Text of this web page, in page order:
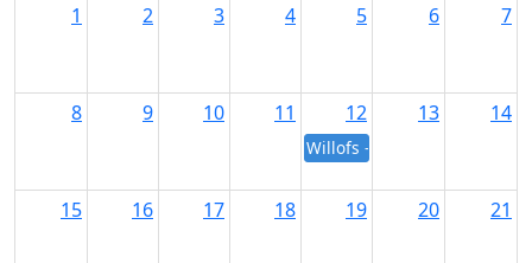
1
2 3 4 5 6 7
8 9 10 11 12
Willofs - End-of-Summer
13 14
15 16 17 18 19 20 21